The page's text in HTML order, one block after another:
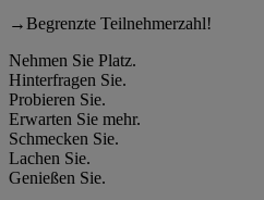
→Begrenzte Teilnehmerzahl!
Nehmen Sie Platz.
Hinterfragen Sie.
Probieren Sie.
Erwarten Sie mehr.
Schmecken Sie.
Lachen Sie.
Genießen Sie.